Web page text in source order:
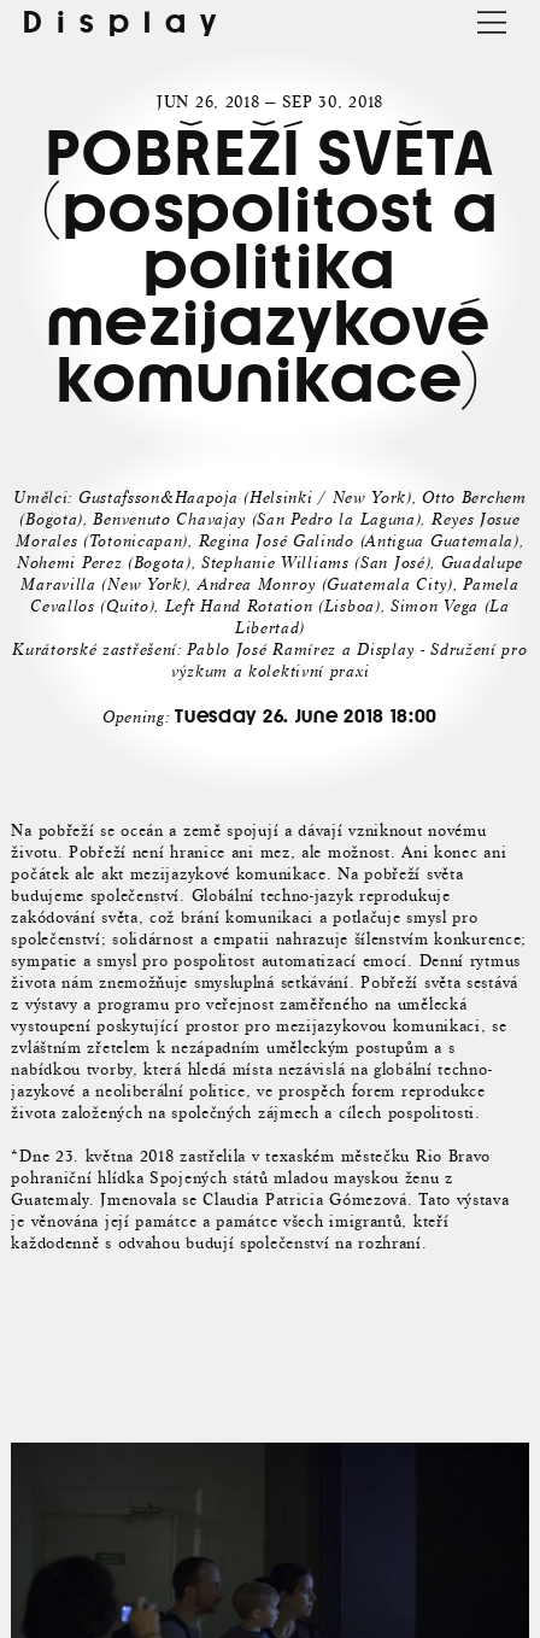
Display
JUN 26, 2018 — SEP 30, 2018
POBŘEŽÍ SVĚTA
(pospolitost a
politika
mezijazykové
komunikace)
Umělci: Gustafsson&Haapoja (Helsinki / New York), Otto Berchem
(Bogota), Benvenuto Chavajay (San Pedro la Laguna), Reyes Josue
Morales (Totonicapan), Regina José Galindo (Antigua Guatemala),
Nohemi Perez (Bogota), Stephanie Williams (San José), Guadalupe
Maravilla (New York), Andrea Monroy (Guatemala City), Pamela
Cevallos (Quito), Left Hand Rotation (Lisboa), Simon Vega (La
Libertad)
Kurátorské zastřešení: Pablo José Ramírez a Display - Sdružení pro
výzkum a kolektivní praxi
Opening:Tuesday 26. June 2018 18:00
Na pobřeží se oceán a země spojují a dávají vzniknout novému
životu. Pobřeží není hranice ani mez, ale možnost. Ani konec ani
počátek ale akt mezijazykové komunikace. Na pobřeží světa
budujeme společenství. Globální techno-jazyk reprodukuje
zakódování světa, což brání komunikaci a potlačuje smysl pro
společenství; solidárnost a empatii nahrazuje šílenstvím konkurence;
sympatie a smysl pro pospolitost automatizací emocí. Denní rytmus
života nám znemožňuje smysluplná setkávání. Pobřeží světa sestává
z výstavy a programu pro veřejnost zaměřeného na umělecká
vystoupení poskytující prostor pro mezijazykovou komunikaci, se
zvláštním zřetelem k nezápadním uměleckým postupům a s
nabídkou tvorby, která hledá místa nezávislá na globální techno-
jazykové a neoliberální politice, ve prospěch forem reprodukce
života založených na společných zájmech a cílech pospolitosti.
*Dne 23. května 2018 zastřelila v texaském městečku Rio Bravo
pohraniční hlídka Spojených států mladou mayskou ženu z
Guatemaly. Jmenovala se Claudia Patricia Gómezová. Tato výstava
je věnována její památce a památce všech imigrantů, kteří
každodenně s odvahou budují společenství na rozhraní.